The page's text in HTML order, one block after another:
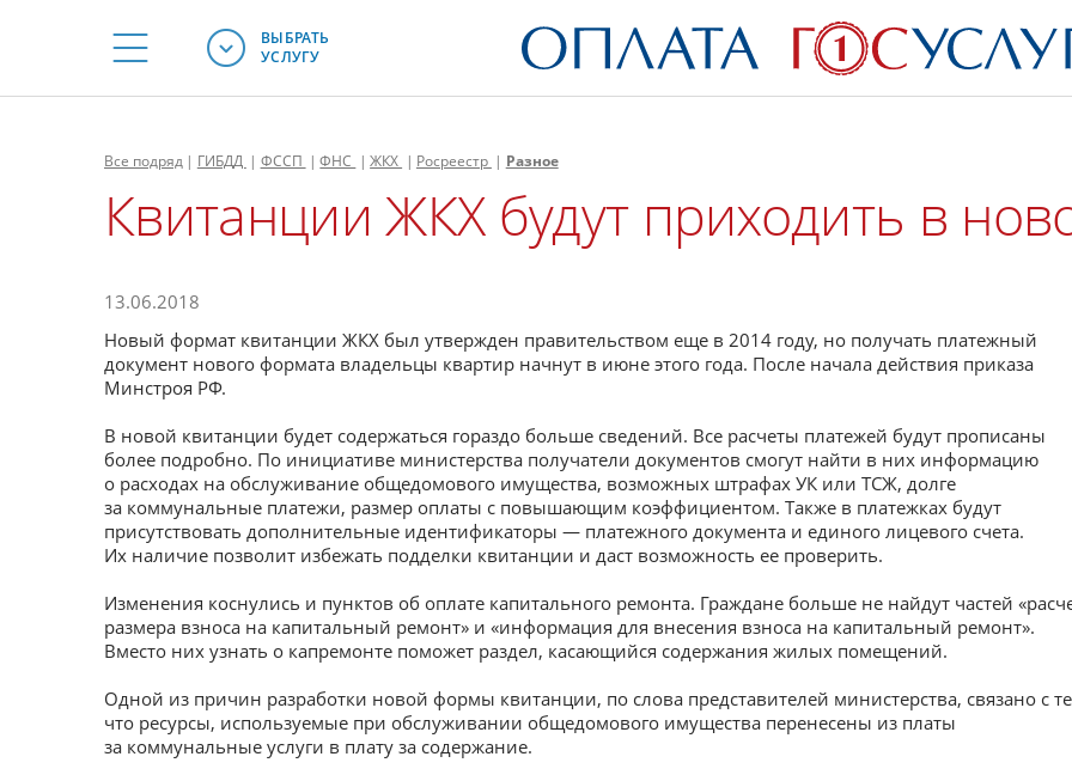
ВЫБРАТЬ
УСЛУГУ
Все подряд | ГИБДД | ФССП | ФНС | ЖКХ | Росреестр | Разное
Квитанции ЖКХ будут приходить в
13.06.2018
Новый формат квитанции ЖКХ был утвержден правительством еще в 2014 году, но получать платежный
документ нового формата владельцы квартир начнут в июне этого года. После начала действия приказа
Минстроя РФ.
В новой квитанции будет содержаться гораздо больше сведений. Все расчеты платежей будут прописаны
более подробно. По инициативе министерства получатели документов смогут найти в них информацию
о расходах на обслуживание общедомового имущества, возможных штрафах УК или ТСЖ, долге
за коммунальные платежи, размер оплаты с повышающим коэффициентом. Также в платежках будут
присутствовать дополнительные идентификаторы — платежного документа и единого лицевого счета.
Их наличие позволит избежать подделки квитанции и даст возможность ее проверить.
Изменения коснулись и пунктов об оплате капитального ремонта. Граждане больше не найдут частей
размера взноса на капитальный ремонт» и «информация для внесения взноса на капитальный ремонт».
Вместо них узнать о капремонте поможет раздел, касающийся содержания жилых помещений.
Одной из причин разработки новой формы квитанции, по слова представителей министерства, связано с
что ресурсы, используемые при обслуживании общедомового имущества перенесены из платы
за коммунальные услуги в плату за содержание.